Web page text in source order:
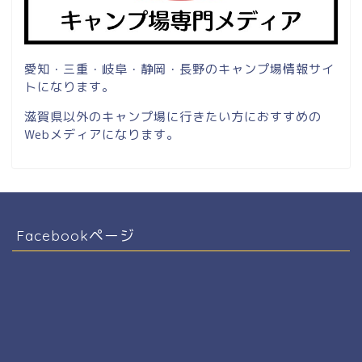
愛知・三重・岐阜・静岡・長野のキャンプ場情報サイ
トになります。
滋賀県以外のキャンプ場に行きたい方におすすめの
Webメディアになります。
Facebookページ